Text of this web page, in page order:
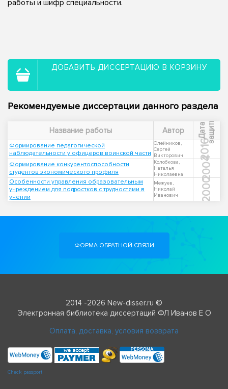
работы и шифр специальности.
ДОБАВИТЬ ДИССЕРТАЦИЮ В КОРЗИНУ
Рекомендуемые диссертации данного раздела
Название работы Автор Д
а
т
а
з
а
щ
и
ты
Формирование педагогической
наблюдательности у офицеров воинской части
Олейников,
Сергей
Викторович
2016
Формирование конкурентоспособности
студентов экономического профиля
Колобкова,
Наталья
Николаевна
2004
Особенности управления образовательным
учреждением для подростков с трудностями в
учении
Межуев,
Николай
Иванович
2000
ФОРМА ОБРАТНОЙ СВЯЗИ
2014 -2026 New-disser.ru ©
Электронная библиотека диссертаций ФЛ Иванов Е О
Оплата, доставка, условия возврата
Check passport